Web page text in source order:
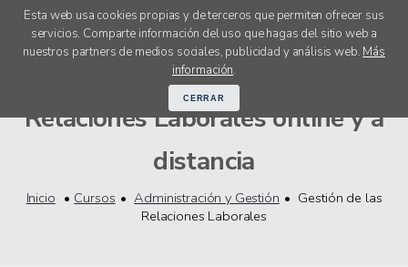
Esta web usa cookies propias y de terceros que permiten ofrecer sus
servicios. Comparte información del uso que hagas del sitio web a
nuestros partners de medios sociales, publicidad y análisis web. Más
información.
CERRAR
menú
Cursos Gestión de las
Relaciones Laborales online y a
distancia
Inicio Cursos Administración y Gestión
Gestión de las
Relaciones Laborales